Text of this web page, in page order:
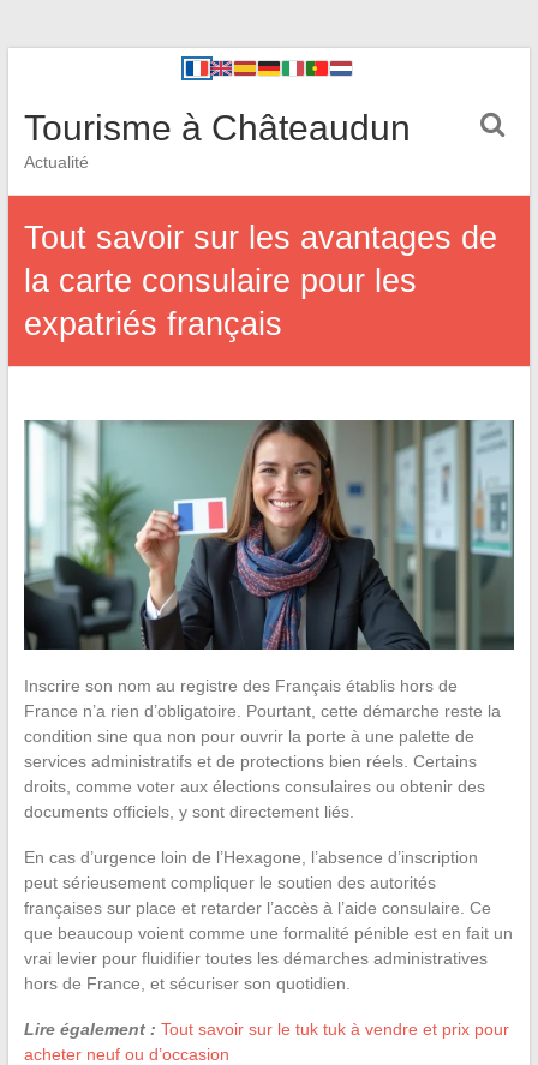
Tourisme à Châteaudun
Actualité
Tout savoir sur les avantages de
la carte consulaire pour les
expatriés français
Inscrire son nom au registre des Français établis hors de
France n’a rien d’obligatoire. Pourtant, cette démarche reste la
condition sine qua non pour ouvrir la porte à une palette de
services administratifs et de protections bien réels. Certains
droits, comme voter aux élections consulaires ou obtenir des
documents officiels, y sont directement liés.
En cas d’urgence loin de l’Hexagone, l’absence d’inscription
peut sérieusement compliquer le soutien des autorités
françaises sur place et retarder l’accès à l’aide consulaire. Ce
que beaucoup voient comme une formalité pénible est en fait un
vrai levier pour fluidifier toutes les démarches administratives
hors de France, et sécuriser son quotidien.
Lire également : Tout savoir sur le tuk tuk à vendre et prix pour
acheter neuf ou d’occasion